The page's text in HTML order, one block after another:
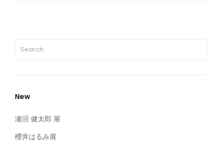
New
瀬沼 健太郎 展
櫻井はるみ展